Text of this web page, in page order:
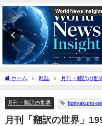
World News
ホーム 雑誌 月刊・翻訳の世
月刊・翻訳の世界 honyakuno-
月刊「翻訳の世界」